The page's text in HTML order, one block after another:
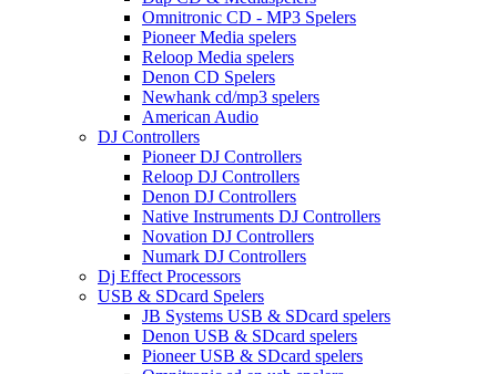
Omnitronic CD - MP3 Spelers
Pioneer Media spelers
Reloop Media spelers
Denon CD Spelers
Newhank cd/mp3 spelers
American Audio
DJ Controllers
Pioneer DJ Controllers
Reloop DJ Controllers
Denon DJ Controllers
Native Instruments DJ Controllers
Novation DJ Controllers
Numark DJ Controllers
Dj Effect Processors
USB & SDcard Spelers
JB Systems USB & SDcard spelers
Denon USB & SDcard spelers
Pioneer USB & SDcard spelers